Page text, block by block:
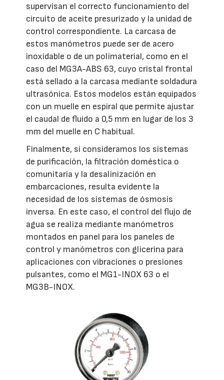
supervisan el correcto funcionamiento del
circuito de aceite presurizado y la unidad de
control correspondiente. La carcasa de
estos manómetros puede ser de acero
inoxidable o de un polimaterial, como en el
caso del MG3A-ABS 63, cuyo cristal frontal
está sellado a la carcasa mediante soldadura
ultrasónica. Estos modelos están equipados
con un muelle en espiral que permite ajustar
el caudal de fluido a 0,5 mm en lugar de los 3
mm del muelle en C habitual.
Finalmente, si consideramos los sistemas
de purificación, la filtración doméstica o
comunitaria y la desalinización en
embarcaciones, resulta evidente la
necesidad de los sistemas de ósmosis
inversa. En este caso, el control del flujo de
agua se realiza mediante manómetros
montados en panel para los paneles de
control y manómetros con glicerina para
aplicaciones con vibraciones o presiones
pulsantes, como el MG1-INOX 63 o el
MG3B-INOX.